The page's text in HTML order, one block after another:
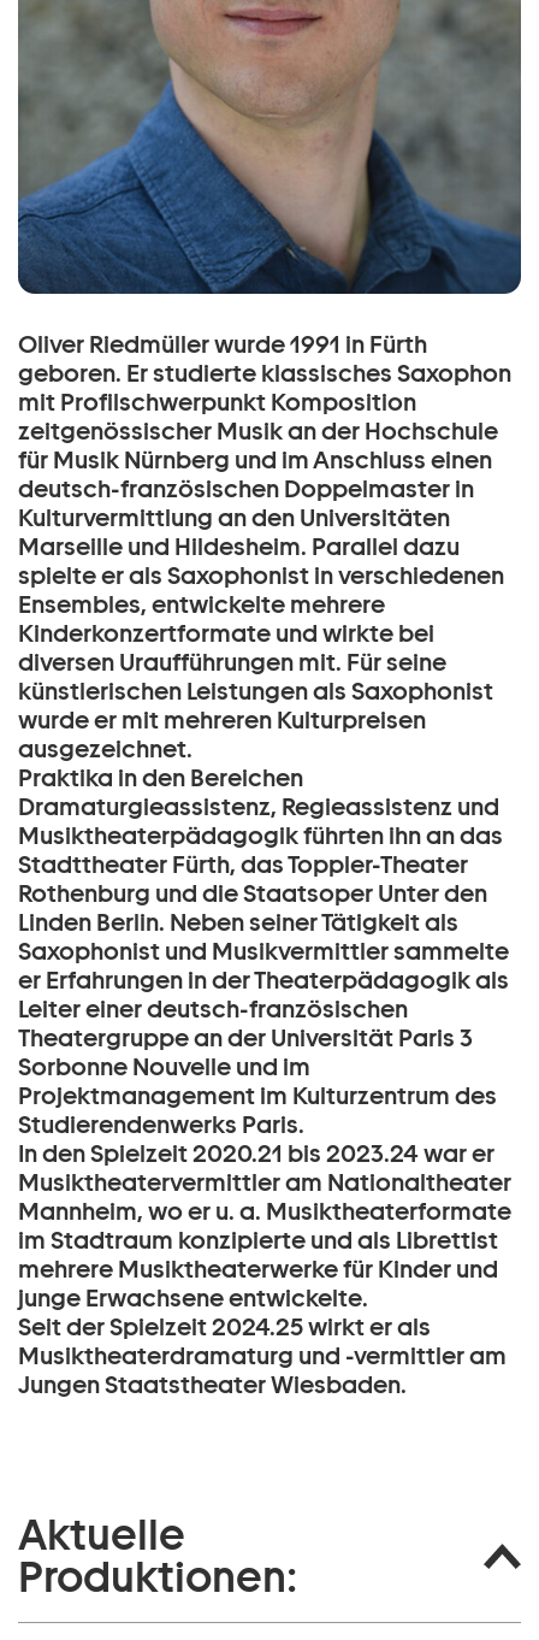
Oliver Riedmüller wurde 1991 in Fürth
geboren. Er studierte klassisches Saxophon
mit Profilschwerpunkt Komposition
zeitgenössischer Musik an der Hochschule
für Musik Nürnberg und im Anschluss einen
deutsch-französischen Doppelmaster in
Kulturvermittlung an den Universitäten
Marseille und Hildesheim. Parallel dazu
spielte er als Saxophonist in verschiedenen
Ensembles, entwickelte mehrere
Kinderkonzertformate und wirkte bei
diversen Uraufführungen mit. Für seine
künstlerischen Leistungen als Saxophonist
wurde er mit mehreren Kulturpreisen
ausgezeichnet.
Praktika in den Bereichen
Dramaturgieassistenz, Regieassistenz und
Musiktheaterpädagogik führten ihn an das
Stadttheater Fürth, das Toppler-Theater
Rothenburg und die Staatsoper Unter den
Linden Berlin. Neben seiner Tätigkeit als
Saxophonist und Musikvermittler sammelte
er Erfahrungen in der Theaterpädagogik als
Leiter einer deutsch-französischen
Theatergruppe an der Universität Paris 3
Sorbonne Nouvelle und im
Projektmanagement im Kulturzentrum des
Studierendenwerks Paris.
In den Spielzeit 2020.21 bis 2023.24 war er
Musiktheatervermittler am Nationaltheater
Mannheim, wo er u. a. Musiktheaterformate
im Stadtraum konzipierte und als Librettist
mehrere Musiktheaterwerke für Kinder und
junge Erwachsene entwickelte.
Seit der Spielzeit 2024.25 wirkt er als
Musiktheaterdramaturg und -vermittler am
Jungen Staatstheater Wiesbaden.
Aktuelle
Produktionen: